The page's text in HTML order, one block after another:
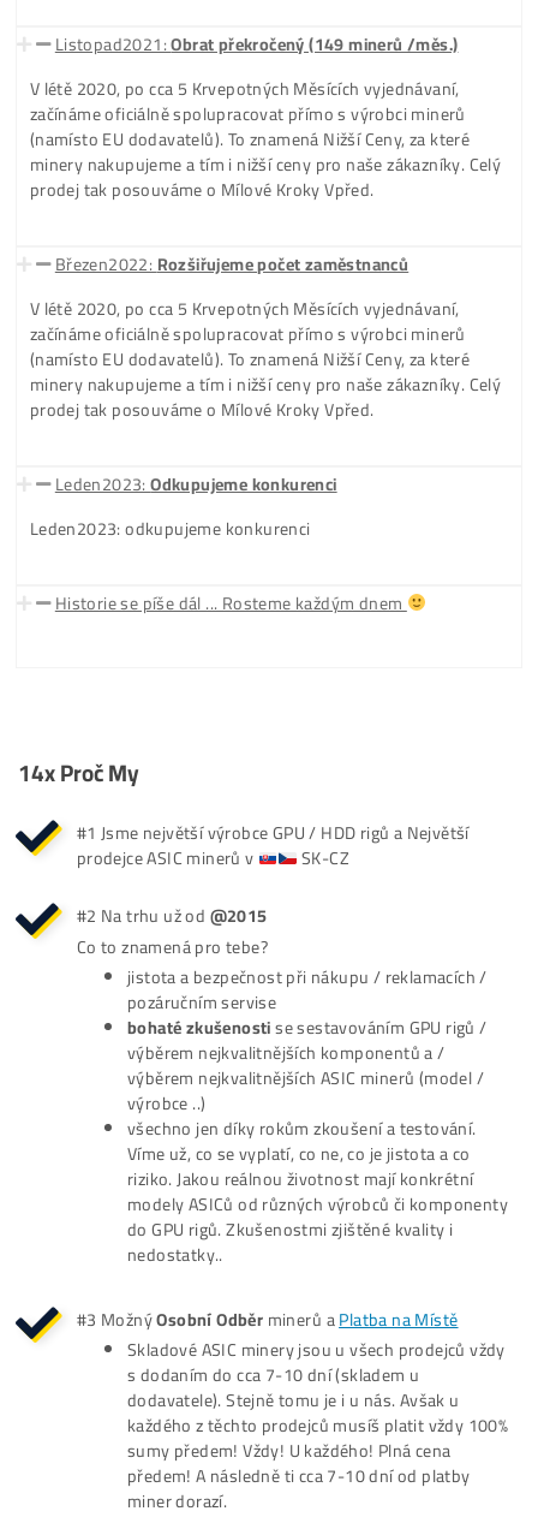
materiály (placené i zadarmo). Od vysvětlení rizik v kryptě
konzultace, články a materiály proč do těžby investovat a
ne …
Červenec2020: Spolupráce s Výrobci (ASICů)
V létě 2020, po cca 5 Krvepotných Měsících vyjednávaní,
(namísto EU dodavatelů). To znamená Nižší Ceny, za které
minery nakupujeme a tím i nižší ceny pro naše zákazníky.
prodej tak posouváme o Mílové Kroky Vpřed.
objednávky se hrnou a my už tak nějak čekáme, že Rok
spouštíme obchodní aktivity i mimo SK-CZ a začínáme tak
poskytovat služby do celé EU.
Spouštíme druhé datacentrum na Housing – Sereď.
nejde o halové prostory jako v Levicích ale o kontejnerové
řešení. Levice přenechávame už jen na housing ASIC
do Seredě přesouváme všechny GPU rigy.
Únor2021:Historicky Nejvyšší Obrat
V únoru 2021 dosahujeme historicky nejvyššího obratu v
prodejích. Obrat prodejů za měsíc únor roku 2021 cca 7x
Převyšuje náš obrat za Celý Rok 2017.
Listopad2021:Obrat překročený (149 minerů /měs.)
V létě 2020, po cca 5 Krvepotných Měsících vyjednávaní,
začínáme oficiálně spolupracovat přímo s výrobci minerů
(namísto EU dodavatelů). To znamená Nižší Ceny, za které
minery nakupujeme a tím i nižší ceny pro naše zákazníky.
Březen2022:Rozšiřujeme počet zaměstnanců
V létě 2020, po cca 5 Krvepotných Měsících vyjednávaní,
začínáme oficiálně spolupracovat přímo s výrobci minerů
(namísto EU dodavatelů). To znamená Nižší Ceny, za které
minery nakupujeme a tím i nižší ceny pro naše zákazníky.